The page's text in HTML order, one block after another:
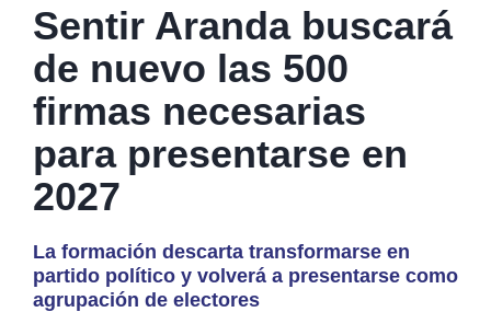
Sentir Aranda buscará
de nuevo las 500
firmas necesarias
para presentarse en
2027
La formación descarta transformarse en
partido político y volverá a presentarse como
agrupación de electores